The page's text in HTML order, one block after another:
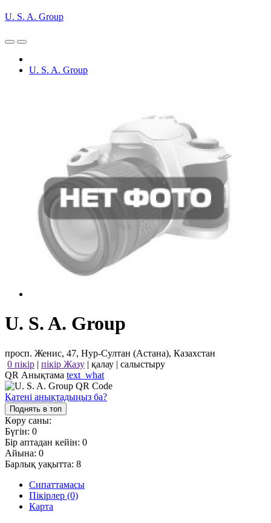
U. S. A. Group
U. S. A. Group
U. S. A. Group
просп. Женис, 47, Нур-Султан (Астана), Казахстан
0 пікір | пікір Жазу | қалау | салыстыру
QR Анықтама text_what
Қатені анықтадыңыз ба?
Поднять в топ
Көру саны:
Бүгін: 0
Бір аптадан кейін: 0
Айына: 0
Барлық уақытта: 8
Сипаттамасы
Пікірлер (0)
Карта